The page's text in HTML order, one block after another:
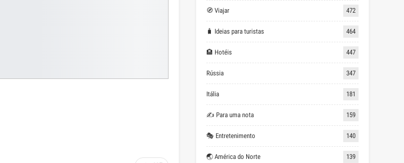
🧭 Viajar 472
🧳 Ideias para turistas 464
🏨 Hotéis 447
Rússia 347
Itália 181
✍ Para uma nota 159
🎭 Entretenimento 140
🌏 América do Norte 139